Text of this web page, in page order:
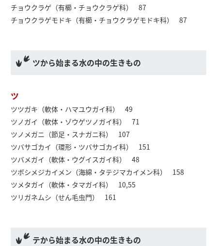
チョウクラゲ（有櫛・チョウクラゲ科） 87
チョウクラゲモドキ（有櫛・チョウクラゲモドキ科） 87
ツから始まる水の中の生きもの
ツ
ツツガキ（軟体・ハマユウガイ科） 49
ツノガイ（軟体・ゾウゲツノガイ科） 71
ツノメガニ（節足・スナガニ科） 107
ツバサゴカイ（環形・ツバサゴカイ科） 151
ツバメガイ（軟体・ウグイスガイ科） 48
ツボシメジカイメン（海綿・タテジマカイメン科） 158
ツメタガイ（軟体・タマガイ科） 10,55
ツリガネムシ（せん毛虫門） 161
テから始まる水の中の生きもの